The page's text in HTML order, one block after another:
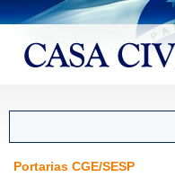
Portarias CGE/SESP